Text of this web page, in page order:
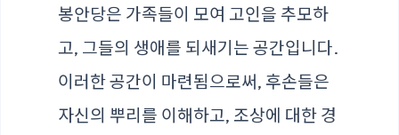
봉안당은 가족들이 모여 고인을 추모하
고, 그들의 생애를 되새기는 공간입니다.
이러한 공간이 마련됨으로써, 후손들은
자신의 뿌리를 이해하고, 조상에 대한 경